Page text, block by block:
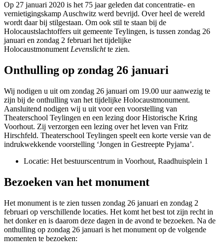
Op 27 januari 2020 is het 75 jaar geleden dat concentratie- en
vernietigingskamp Auschwitz werd bevrijd. Over heel de wereld
wordt daar bij stilgestaan. Om ook stil te staan bij de
Holocaustslachtoffers uit gemeente Teylingen, is tussen zondag 26
januari en zondag 2 februari het tijdelijke
Holocaustmonument Levenslichtte zien.
Onthulling op zondag 26 januari
Wij nodigen u uit om zondag 26 januari om 19.00 uur aanwezig te
zijn bij de onthulling van het tijdelijke Holocaustmonument.
Aansluitend nodigen wij u uit voor een voorstelling van
Theaterschool Teylingen en een lezing door Historische Kring
Voorhout. Zij verzorgen een lezing over het leven van Fritz
Hirschfeld. Theaterschool Teylingen speelt een korte versie van de
indrukwekkende voorstelling ‘Jongen in Gestreepte Pyjama’.
Locatie: Het bestuurscentrum in Voorhout, Raadhuisplein 1
Bezoeken van het monument
Het monument is te zien tussen zondag 26 januari en zondag 2
februari op verschillende locaties. Het komt het best tot zijn recht in
het donker en is daarom deze dagen in de avond te bezoeken. Na de
onthulling op zondag 26 januari is het monument op de volgende
momenten te bezoeken: